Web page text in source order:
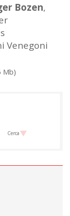
Bozen,
Venegoni
Mb)
Cerca